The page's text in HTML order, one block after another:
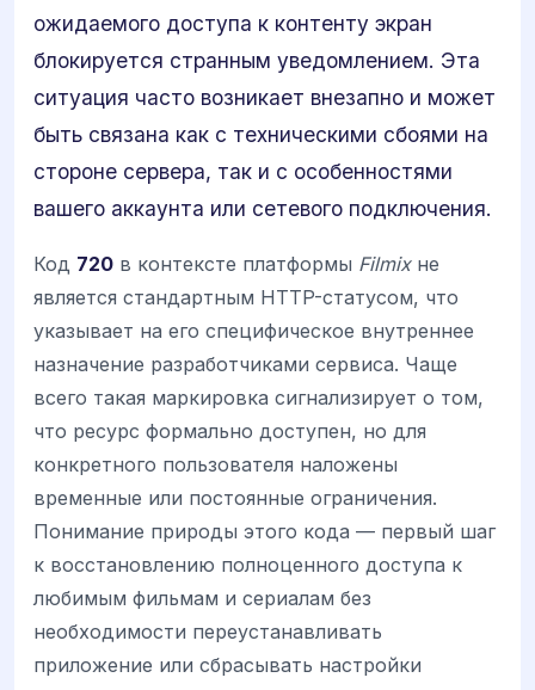
ожидаемого доступа к контенту экран
блокируется странным уведомлением. Эта
ситуация часто возникает внезапно и может
быть связана как с техническими сбоями на
стороне сервера, так и с особенностями
вашего аккаунта или сетевого подключения.
Код 720 в контексте платформы Filmixне
является стандартным HTTP-статусом, что
указывает на его специфическое внутреннее
назначение разработчиками сервиса. Чаще
всего такая маркировка сигнализирует о том,
что ресурс формально доступен, но для
конкретного пользователя наложены
временные или постоянные ограничения.
Понимание природы этого кода — первый шаг
к восстановлению полноценного доступа к
любимым фильмам и сериалам без
необходимости переустанавливать
приложение или сбрасывать настройки